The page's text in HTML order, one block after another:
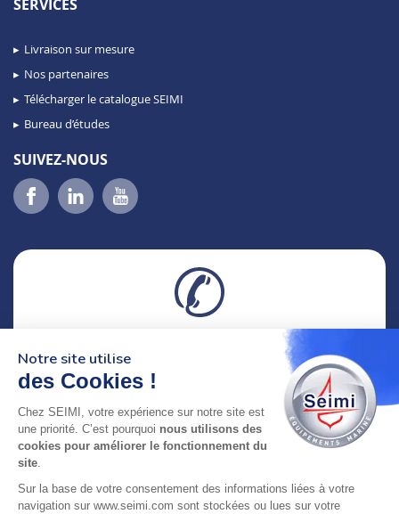
SERVICES
Livraison sur mesure
Nos partenaires
Télécharger le catalogue SEIMI
Bureau d’études
SUIVEZ-NOUS
8h-12h30 & 13h30-18h
adresse : 75 Rue Amiral Troude,
29200 Brest FRANCE
SEIMI, UNE ENTREPRISE CERTIFIÉE, ENGAGÉE ET
LABELLISÉE
Notre site utilise
des Cookies !
Chez SEIMI, votre expérience sur notre site est
une priorité. C’est pourquoi nous utilisons des
cookies pour améliorer le fonctionnement du
site.
Sur la base de votre consentement des informations liées à votre
navigation sur www.seimi.com sont stockées ou lues sur votre